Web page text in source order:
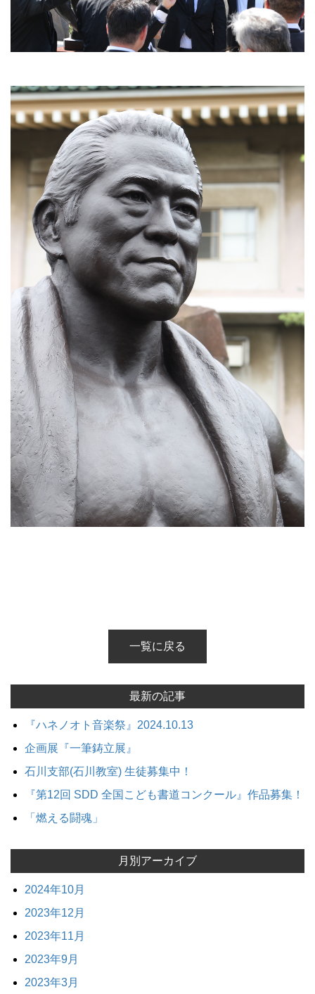
一覧に戻る
最新の記事
『ハネノオト音楽祭』2024.10.13
企画展『一筆鋳立展』
石川支部(石川教室) 生徒募集中！
『第12回 SDD 全国こども書道コンクール』作品募集！
「燃える闘魂」
月別アーカイブ
2024年10月
2023年12月
2023年11月
2023年9月
2023年3月